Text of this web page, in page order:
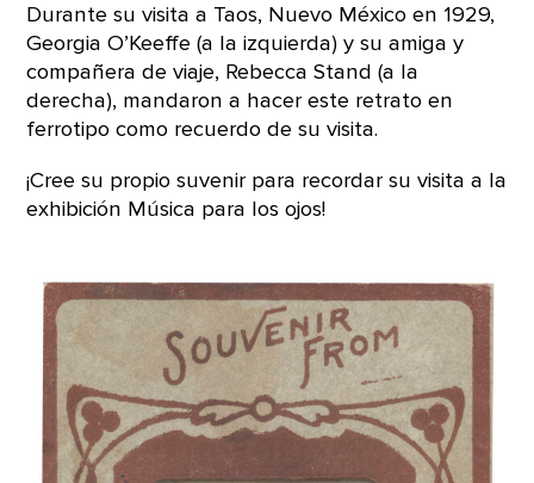
Durante su visita a Taos, Nuevo México en 1929,
Georgia O’Keeffe (a la izquierda) y su amiga y
compañera de viaje, Rebecca Stand (a la
derecha), mandaron a hacer este retrato en
ferrotipo como recuerdo de su visita.
¡Cree su propio suvenir para recordar su visita a la
exhibición Música para los ojos!